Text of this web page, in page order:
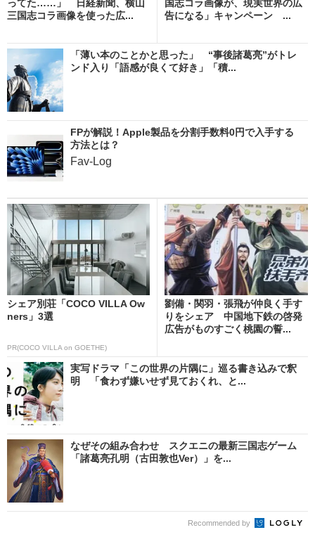
ってた……」 日経新聞、横山
三国志コラ画像を使った広...
国志コラ画像が、現実世界の広
告になる」キャンペーン ...
「薄い本のことかと思った」 “事後諸葛亮”がトレ
ンド入り「語感が良くて好き」「積...
FPが解説！Apple製品を分割手数料0円で入手する
方法とは？
Fav-Log
シェア別荘「COCO VILLA Ow
ners」3選
PR(COCO VILLA on GOETHE)
劉備・関羽・張飛が仲良く手す
りをシェア 中国地下鉄の啓発
広告がものすごく桃園の誓...
実写ドラマ「この世界の片隅に」巡る書き込みで釈
明 「食わず嫌いせず見ておくれ、と...
なぜその組み合わせ スクエニの最新三国志ゲーム
「諸葛亮孔明（古田敦也Ver）」を...
Recommended by